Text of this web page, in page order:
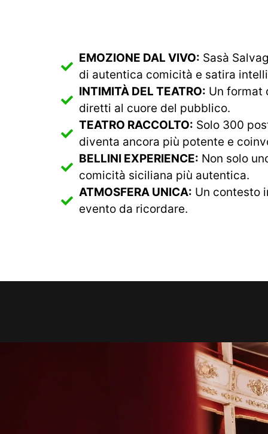
EMOZIONE DAL VIVO: Sasà
di autentica comicità e satira
INTIMITÀ DEL TEATRO: Un format
diretti al cuore del pubblico.
TEATRO RACCOLTO: Solo 300
diventa ancora più potente e
BELLINI EXPERIENCE: Non solo
comicità siciliana più autentica.
ATMOSFERA UNICA: Un contesto
evento da ricordare.